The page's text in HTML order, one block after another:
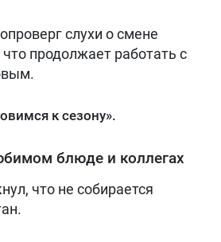
слухи о смене
продолжает работать с
к сезону».
блюде и коллегах
что не собирается